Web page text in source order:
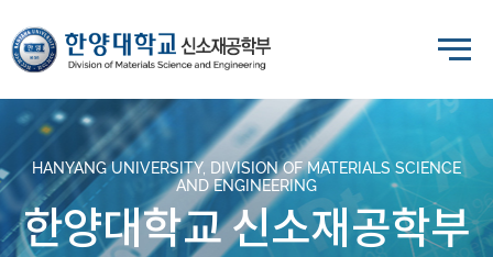
HANYANG UNIVERSITY, DIVISION OF MATERIALS SCIENCE
AND ENGINEERING
한양대학교 신소재공학부